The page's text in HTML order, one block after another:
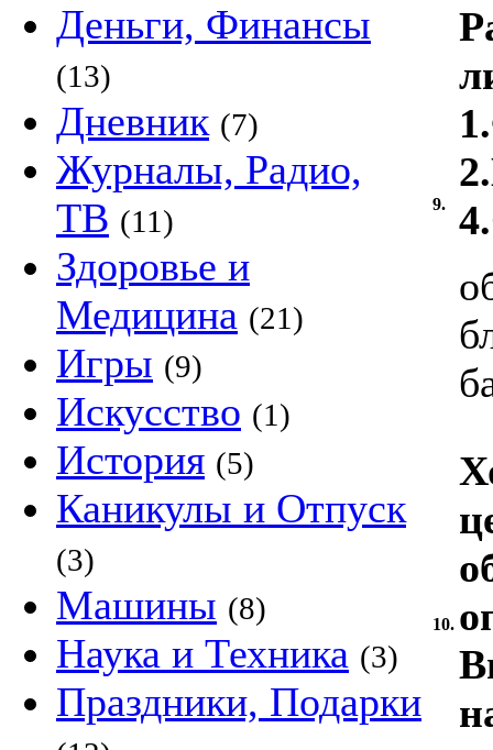
Деньги, Финансы
(13)
Дневник (7)
Журналы, Радио,
ТВ (11)
Здоровье и
Медицина (21)
Игры (9)
Искусство (1)
История (5)
Каникулы и Отпуск
(3)
Машины (8)
Наука и Техника (3)
Праздники, Подарки
9.
10.